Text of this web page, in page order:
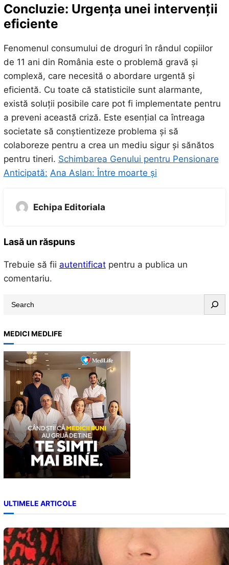
Concluzie: Urgența unei intervenții
eficiente
Fenomenul consumului de droguri în rândul copiilor
de 11 ani din România este o problemă gravă și
complexă, care necesită o abordare urgentă și
eficientă. Cu toate că statisticile sunt alarmante,
există soluții posibile care pot fi implementate pentru
a preveni această criză. Este esențial ca întreaga
societate să conștientizeze problema și să
colaboreze pentru a crea un mediu sigur și sănătos
pentru tineri. Schimbarea Genului pentru Pensionare
Anticipată: Ana Aslan: Între moarte și
Echipa Editoriala
Lasă un răspuns
Trebuie să fii autentificatpentru a publica un
comentariu.
a
r
c
h
MEDICI MEDLIFE
ULTIMELE ARTICOLE